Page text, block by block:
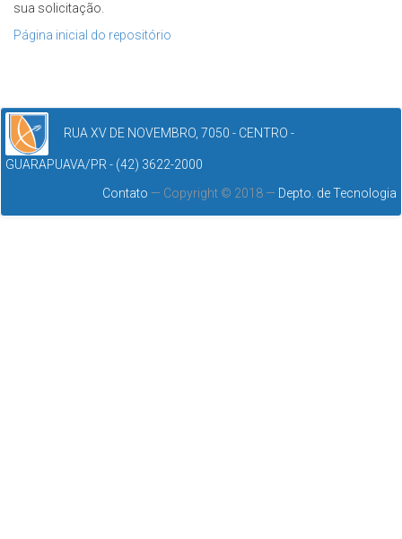
sua solicitação.
Página inicial do repositório
RUA XV DE NOVEMBRO, 7050 - CENTRO -
GUARAPUAVA/PR - (42) 3622-2000
Contato — Copyright © 2018 — Depto. de Tecnologia